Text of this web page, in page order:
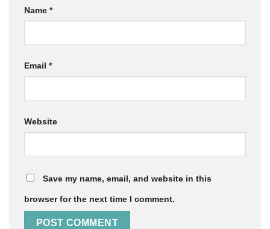
Name *
Email *
Website
Save my name, email, and website in this
browser for the next time I comment.